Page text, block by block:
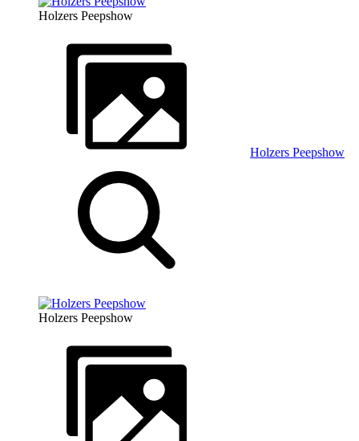
Holzers Peepshow
Holzers Peepshow
Holzers Peepshow